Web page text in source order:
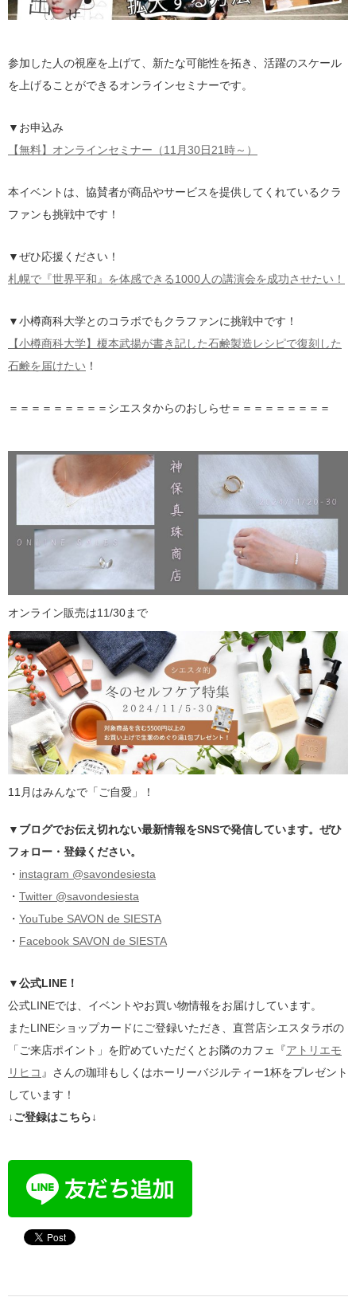
参加した人の視座を上げて、新たな可能性を拓き、活躍のスケール
を上げることができるオンラインセミナーです。
▼お申込み
【無料】オンラインセミナー（11月30日21時～）
本イベントは、協賛者が商品やサービスを提供してくれているクラ
ファンも挑戦中です！
▼ぜひ応援ください！
札幌で『世界平和』を体感できる1000人の講演会を成功させたい！
▼小樽商科大学とのコラボでもクラファンに挑戦中です！
【小樽商科大学】榎本武揚が書き記した石鹸製造レシピで復刻した
石鹸を届けたい ！
＝＝＝＝＝＝＝＝＝シエスタからのおしらせ＝＝＝＝＝＝＝＝＝
オンライン販売は11/30まで
11月はみんなで「ご自愛」！
▼ブログでお伝え切れない最新情報をSNSで発信しています。ぜひ
フォロー・登録ください。
・ instagram @savondesiesta
・ Twitter @savondesiesta
・ YouTube SAVON de SIESTA
・ Facebook SAVON de SIESTA
▼公式LINE！
公式LINEでは、イベントやお買い物情報をお届けしています。
またLINEショップカードにご登録いただき、直営店シエスタラボの
「ご来店ポイント」を貯めていただくとお隣のカフェ『アトリエモ
リヒコ 』さんの珈琲もしくはホーリーバジルティー1杯をプレゼント
しています！
↓ご登録はこちら↓